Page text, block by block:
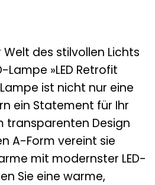
des stilvollen Lichts
Lampe »LED Retrofit
Lampe ist nicht nur eine
ein Statement für Ihr
transparenten Design
A-Form vereint sie
mit modernster LED-
Sie eine warme,